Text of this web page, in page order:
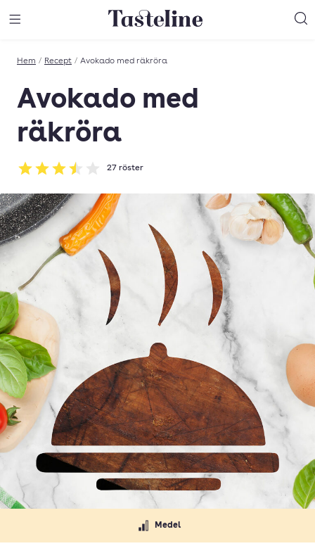
Till Tastelines startsida
Hem / Recept / Avokado med räkröra
Avokado med
räkröra
Betyg: 3.48 av 5
27 röster
Medel